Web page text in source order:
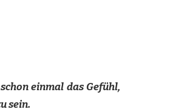
einmal das Gefühl,
sein.